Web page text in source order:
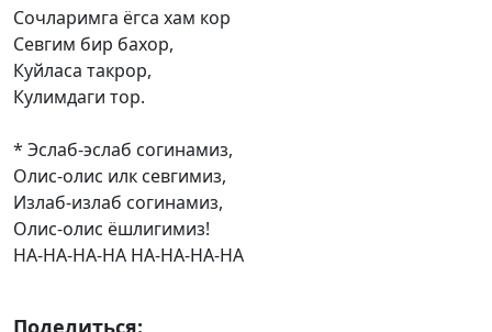
Сочларимга ёгса хам кор
Севгим бир бахор,
Куйласа такрор,
Кулимдаги тор.
* Эслаб-эслаб согинамиз,
Олис-олис илк севгимиз,
Излаб-излаб согинамиз,
Олис-олис ёшлигимиз!
НА-НА-НА-НА НА-НА-НА-НА
Поделиться: